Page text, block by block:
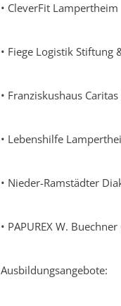
• CleverFit Lampertheim
• Fiege Logistik Stiftung
• Franziskushaus
• Lebenshilfe
• Nieder-Ramstädter
• PAPUREX W.
Ausbildungsangebote: